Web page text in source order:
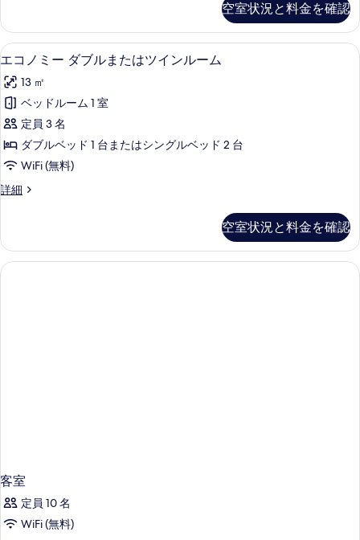
真
を
表
示
す
る
の
詳
細
空室状況と料金を確認
エ
コ
ノ
ミ
ー
ダ
ル
た
は
て
の
写
真
ミニバー、セーフティボックス (室
13
エコノミー ダブルまたはツインルーム
13 ㎡
ベッドルーム 1 室
定員 3 名
ダブルベッド 1 台またはシングルベッド 2 台
WiFi (無料)
詳細
エ
ー
ダ
ブ
空室状況と料金を確認
客室
定員 10 名
WiFi (無料)